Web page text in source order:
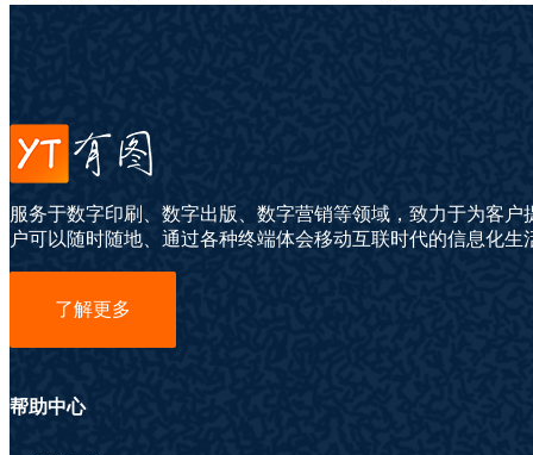
服务于数字印刷、数字出版、数字营销等领域，致力于为客
户可以随时随地、通过各种终端体会移动互联时代的信息化生
了解更多
帮助中心